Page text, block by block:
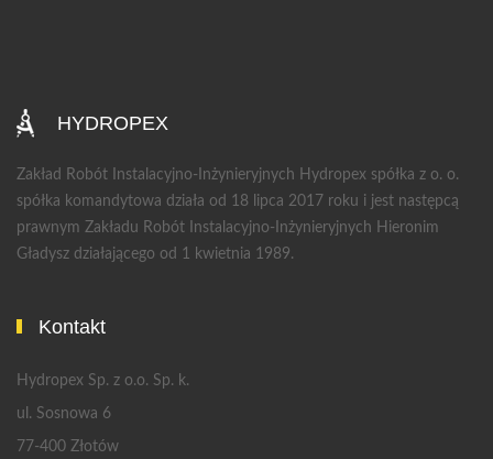
HYDROPEX
Zakład Robót Instalacyjno-Inżynieryjnych Hydropex spółka z o. o.
spółka komandytowa działa od 18 lipca 2017 roku i jest następcą
prawnym Zakładu Robót Instalacyjno-Inżynieryjnych Hieronim
Gładysz działającego od 1 kwietnia 1989.
Kontakt
Hydropex Sp. z o.o. Sp. k.
ul. Sosnowa 6
77-400 Złotów